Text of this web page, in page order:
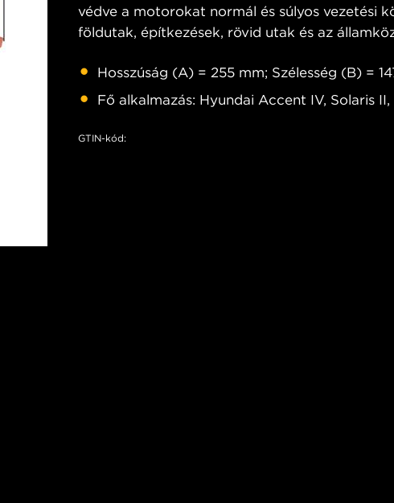
védve a motorokat normál és súlyos vezetési
földutak, építkezések, rövid utak és az
Hosszúság (A) = 255 mm; Szélesség (B) =
Fő alkalmazás: Hyundai Accent IV, Solaris
GTIN-kód: